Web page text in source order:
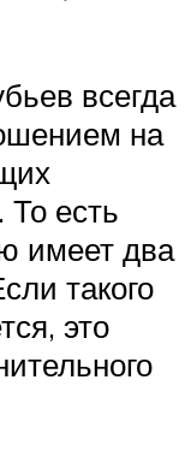
всегда
на
есть
имеет два
такого
это